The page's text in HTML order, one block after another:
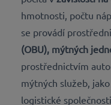
hmotnosti, počtu
se provádí
(OBU), mýtných
prostřednictvím
mýtných služeb,
logistické